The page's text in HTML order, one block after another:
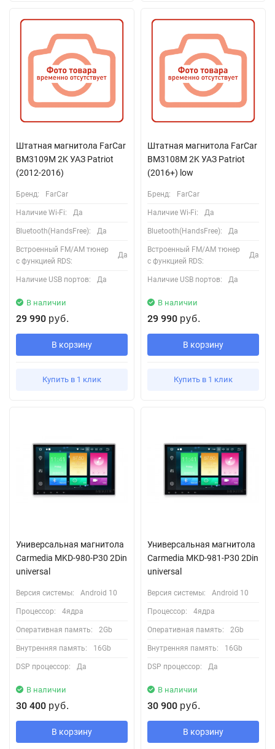
Штатная магнитола FarCar
BM3109M 2K УАЗ Patriot
(2012-2016)
Бренд: FarCar
Наличие Wi-Fi: Да
Bluetooth(HandsFree): Да
Встроенный FM/AM тюнер
с функцией RDS:
Да
Наличие USB портов: Да
В наличии
29 990 руб.
В корзину
Купить в 1 клик
Штатная магнитола FarCar
BM3108M 2K УАЗ Patriot
(2016+) low
Бренд: FarCar
Наличие Wi-Fi: Да
Bluetooth(HandsFree): Да
Встроенный FM/AM тюнер
с функцией RDS:
Да
Наличие USB портов: Да
В наличии
29 990 руб.
В корзину
Купить в 1 клик
Универсальная магнитола
Carmedia MKD-980-P30 2Din
universal
Версия системы: Android 10
Процессор: 4ядра
Оперативная память: 2Gb
Внутренняя память: 16Gb
DSP процессор: Да
В наличии
30 400 руб.
В корзину
Универсальная магнитола
Carmedia MKD-981-P30 2Din
universal
Версия системы: Android 10
Процессор: 4ядра
Оперативная память: 2Gb
Внутренняя память: 16Gb
DSP процессор: Да
В наличии
30 900 руб.
В корзину